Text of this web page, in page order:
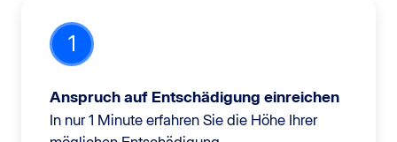
1
Anspruch auf Entschädigung einreichen
In nur 1 Minute erfahren Sie die Höhe Ihrer